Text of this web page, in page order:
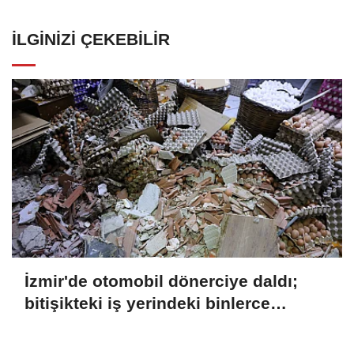
İLGINIZI ÇEKEBILIR
İzmir'de otomobil dönerciye daldı;
bitişikteki iş yerindeki binlerce